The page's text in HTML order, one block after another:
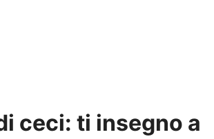
ceci: ti insegno a